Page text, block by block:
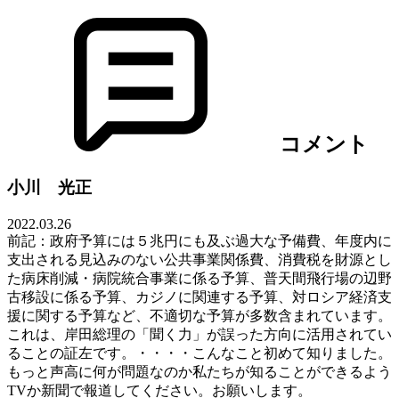
コメント
小川 光正
2022.03.26
前記：政府予算には５兆円にも及ぶ過大な予備費、年度内に
支出される見込みのない公共事業関係費、消費税を財源とし
た病床削減・病院統合事業に係る予算、普天間飛行場の辺野
古移設に係る予算、カジノに関連する予算、対ロシア経済支
援に関する予算など、不適切な予算が多数含まれています。
これは、岸田総理の「聞く力」が誤った方向に活用されてい
ることの証左です。・・・・こんなこと初めて知りました。
もっと声高に何が問題なのか私たちが知ることができるよう
TVか新聞で報道してください。お願いします。